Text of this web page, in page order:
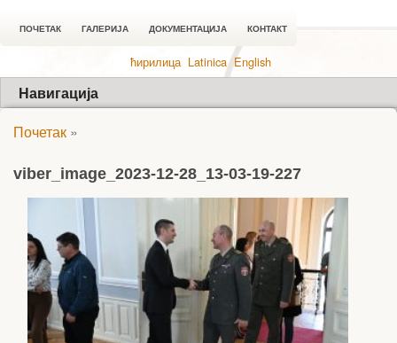
ПОЧЕТАК ГАЛЕРИЈА ДОКУМЕНТАЦИЈА КОНТАКТ
ћирилица Latinica English
Навигација
Почетак »
viber_image_2023-12-28_13-03-19-227